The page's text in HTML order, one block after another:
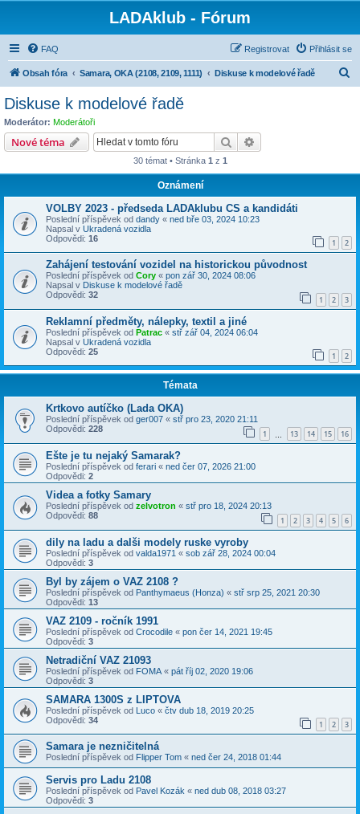
LADAklub - Fórum
FAQ Přihlásit se
Registrovat
Obsah fóra Samara, OKA (2108, 2109, 1111) Diskuse k modelové řadě
Diskuse k modelové řadě
Moderátor: Moderátoři
Nové téma Hledat
30 témat • Stránka 1 z 1
Oznámení
VOLBY 2023 - předseda LADAklubu CS a kandidáti
Poslední příspěvek od dandy « ned bře 03, 2024 10:23
Napsal v Ukradená vozidla
Odpovědi: 16 1 2
Zahájení testování vozidel na historickou původnost
Poslední příspěvek od Cory « pon zář 30, 2024 08:06
Napsal v Diskuse k modelové řadě
Odpovědi: 32 1 2 3
Reklamní předměty, nálepky, textil a jiné
Poslední příspěvek od Patrac « stř zář 04, 2024 06:04
Napsal v Ukradená vozidla
Odpovědi: 25 1 2
Témata
Krtkovo autíčko (Lada OKA)
Poslední příspěvek od ger007 « stř pro 23, 2020 21:11
Odpovědi: 228 1 13 14 15 16
Ešte je tu nejaký Samarak?
Poslední příspěvek od ferari « ned čer 07, 2026 21:00
Odpovědi: 2
Videa a fotky Samary
Poslední příspěvek od zelvotron « stř pro 18, 2024 20:13
Odpovědi: 88 1 2 3 4 5 6
dily na ladu a dalši modely ruske vyroby
Poslední příspěvek od valda1971 « sob zář 28, 2024 00:04
Odpovědi: 3
Byl by zájem o VAZ 2108 ?
Poslední příspěvek od Panthymaeus (Honza) « stř srp 25, 2021 20:30
Odpovědi: 13
VAZ 2109 - ročník 1991
Poslední příspěvek od Crocodile « pon čer 14, 2021 19:45
Odpovědi: 3
Netradiční VAZ 21093
Poslední příspěvek od FOMA « pát říj 02, 2020 19:06
Odpovědi: 3
SAMARA 1300S z LIPTOVA
Poslední příspěvek od Luco « čtv dub 18, 2019 20:25
Odpovědi: 34 1 2 3
Samara je nezničitelná
Poslední příspěvek od Flipper Tom « ned čer 24, 2018 01:44
Servis pro Ladu 2108
Poslední příspěvek od Pavel Kozák « ned dub 08, 2018 03:27
Odpovědi: 3